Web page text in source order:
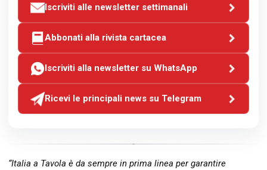
Iscriviti alle newsletter settimanali
Abbonati alla rivista cartacea
Iscriviti alla newsletter su WhatsApp
Ricevi le principali news su Telegram
“Italia a Tavola è da sempre in prima linea per garantire